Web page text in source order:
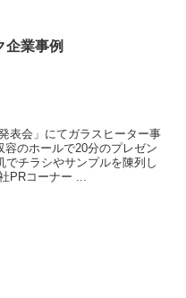
企業事例
表会」にてガラスヒーター事
のホールで20分のプレゼン
でチラシやサンプルを陳列し
コーナー ...